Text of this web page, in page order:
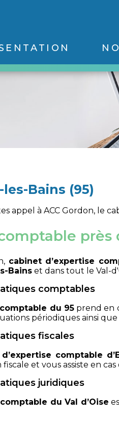
Bains (95)
appel à ACC Gordon, le
près
cabinet d’expertise
Bains et dans tout le Val-
comptables
du 95prend en
périodiques ainsi
fiscales
comptable
et vous assiste en
juridiques
du Val d’Oise